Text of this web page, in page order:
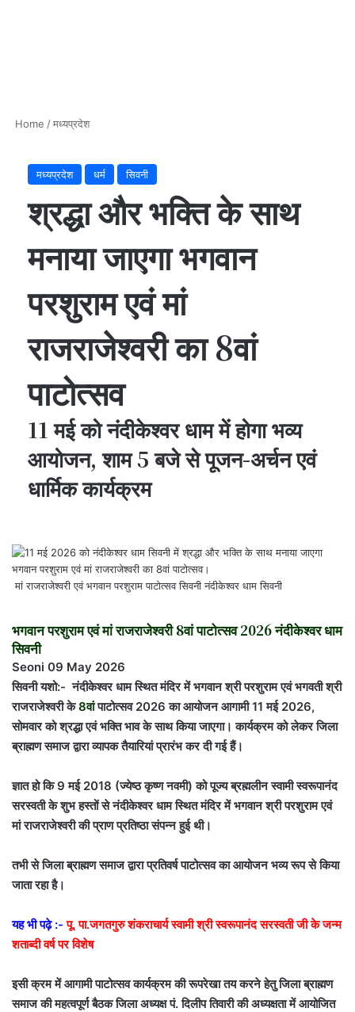
Home /मध्यप्रदेश
मध्यप्रदेश धर्म सिवनी
श्रद्धा और भक्ति के साथ
मनाया जाएगा भगवान
परशुराम एवं मां
राजराजेश्वरी का 8वां
पाटोत्सव
11 मई को नंदीकेश्वर धाम में होगा भव्य
आयोजन, शाम 5 बजे से पूजन-अर्चन एवं
धार्मिक कार्यक्रम
मां राजराजेश्वरी एवं भगवान परशुराम पाटोत्सव सिवनी नंदीकेश्वर धाम सिवनी
भगवान परशुराम एवं मां राजराजेश्वरी 8वां पाटोत्सव 2026 नंदीकेश्वर धाम
सिवनी
Seoni 09 May 2026
सिवनी यशो:- नंदीकेश्वर धाम स्थित मंदिर में भगवान श्री परशुराम एवं भगवती श्री
राजराजेश्वरी के8वांपाटोत्सव 2026 का आयोजन आगामी 11 मई 2026,
सोमवार को श्रद्धा एवं भक्ति भाव के साथ किया जाएगा। कार्यक्रम को लेकर जिला
ब्राह्मण समाज द्वारा व्यापक तैयारियां प्रारंभ कर दी गई हैं।
ज्ञात हो कि 9 मई 2018 (ज्येष्ठ कृष्ण नवमी) को पूज्य ब्रह्मलीनस्वामी स्वरूपानंद
सरस्वतीके शुभ हस्तों से नंदीकेश्वर धाम स्थित मंदिर में भगवान श्री परशुराम एवं
मां राजराजेश्वरी की प्राण प्रतिष्ठा संपन्न हुई थी।
तभी से जिला ब्राह्मण समाज द्वारा प्रतिवर्ष पाटोत्सव का आयोजन भव्य रूप से किया
जाता रहा है।
यह भी पढ़े :- पू. पा.जगतगुरु शंकराचार्य स्वामी श्री स्वरूपानंद सरस्वती जी के जन्म
शताब्दी वर्ष पर विशेष
इसी क्रम में आगामी पाटोत्सव कार्यक्रम की रूपरेखा तय करने हेतु जिला ब्राह्मण
समाज की महत्वपूर्ण बैठक जिला अध्यक्ष पं. दिलीप तिवारी की अध्यक्षता में आयोजित